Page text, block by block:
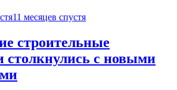
11 месяцев спустя
строительные
столкнулись с новыми